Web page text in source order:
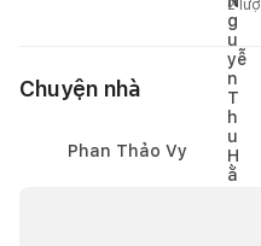
2
Chuyện nhà
Phan Thảo Vy